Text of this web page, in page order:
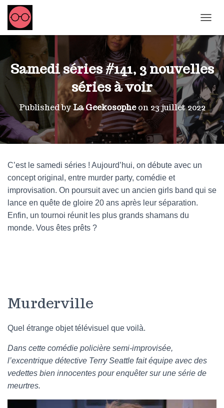
Samedi séries #141, 3 nouvelles
séries à voir
Published byLa Geekosopheon 23 juillet 2022
C’est le samedi séries ! Aujourd’hui, on débute avec un
concept original, entre murder party, comédie et
improvisation. On poursuit avec un ancien girls band qui se
lance en quête de gloire 20 ans après leur séparation.
Enfin, un tournoi réunit les plus grands shamans du
monde. Vous êtes prêts ?
Murderville
Quel étrange objet télévisuel que voilà.
Dans cette comédie policière semi-improvisée,
l’excentrique détective Terry Seattle fait équipe avec des
vedettes bien innocentes pour enquêter sur une série de
meurtres.